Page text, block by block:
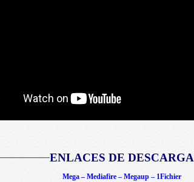
ENLACES DE DESCARGA
Mega – Mediafire – Megaup – 1Fichier